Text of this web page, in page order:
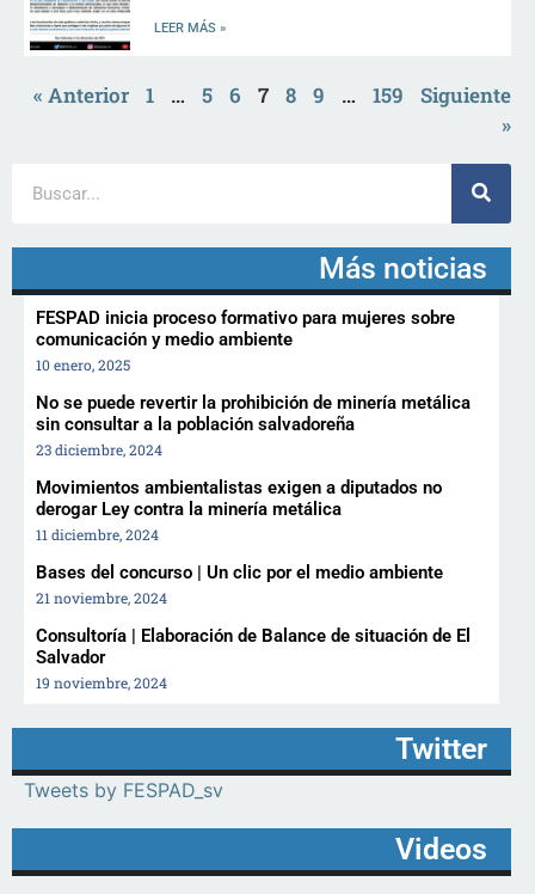
LEER MÁS »
« Anterior 1 … 5 6 7 8 9 … 159
Siguiente
»
Más noticias
FESPAD inicia proceso formativo para mujeres sobre
comunicación y medio ambiente
10 enero, 2025
No se puede revertir la prohibición de minería metálica
sin consultar a la población salvadoreña
23 diciembre, 2024
Movimientos ambientalistas exigen a diputados no
derogar Ley contra la minería metálica
11 diciembre, 2024
Bases del concurso | Un clic por el medio ambiente
21 noviembre, 2024
Consultoría | Elaboración de Balance de situación de El
Salvador
19 noviembre, 2024
Twitter
Tweets by FESPAD_sv
Videos